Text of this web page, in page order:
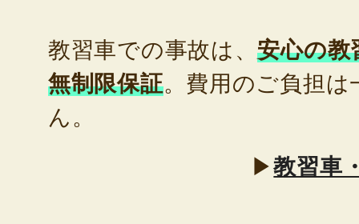
教習車での事故は、安心の教
無制限保証。費用のご負担は
ん。
▶教習車